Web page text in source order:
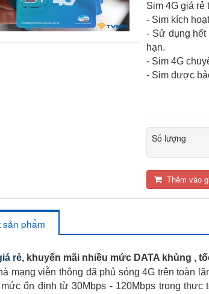
Sim 4G giá rẻ
- Sim kích
- Sử dụng hết
hạn.
- Sim 4G
- Sim được
Số lượng
Thêm vào
sản phẩm
rẻ, khuyến mãi nhiều mức DATA khủng ,
mạng viễn thông đã phủ sóng 4G trên toàn
ổn định từ 30Mbps - 120Mbps trong